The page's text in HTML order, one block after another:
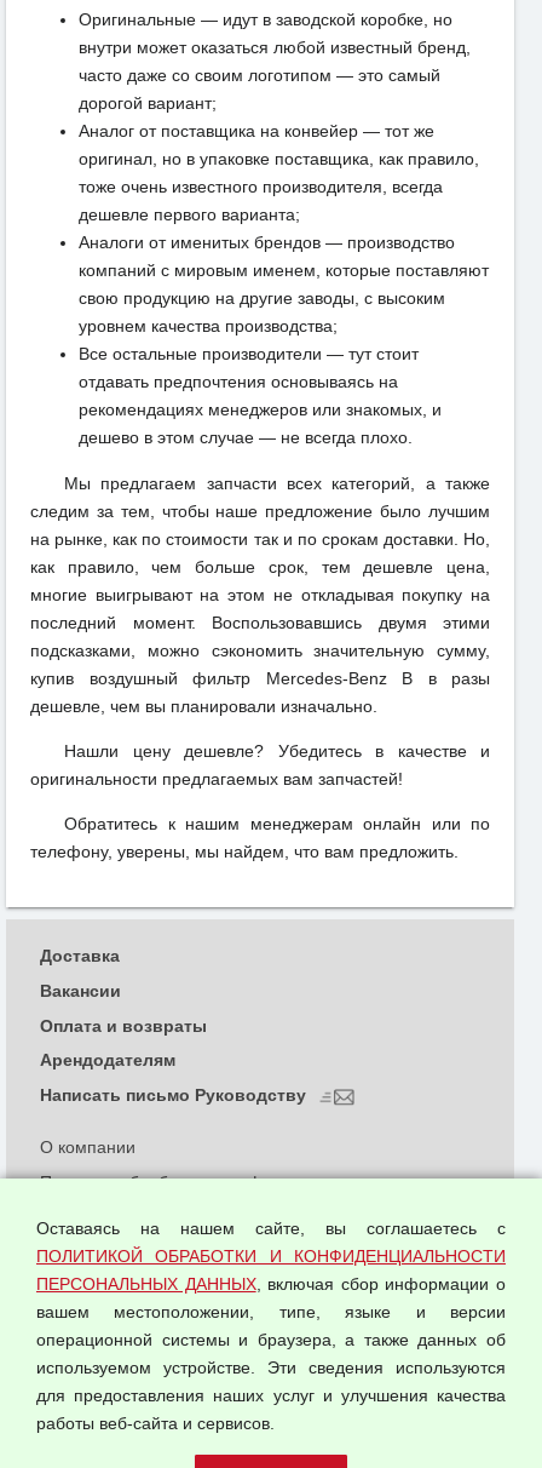
Оригинальные — идут в заводской коробке, но
внутри может оказаться любой известный бренд,
часто даже со своим логотипом — это самый
дорогой вариант;
Аналог от поставщика на конвейер — тот же
оригинал, но в упаковке поставщика, как правило,
тоже очень известного производителя, всегда
дешевле первого варианта;
Аналоги от именитых брендов — производство
компаний с мировым именем, которые поставляют
свою продукцию на другие заводы, с высоким
уровнем качества производства;
Все остальные производители — тут стоит
отдавать предпочтения основываясь на
рекомендациях менеджеров или знакомых, и
дешево в этом случае — не всегда плохо.
Мы предлагаем запчасти всех категорий, а также
следим за тем, чтобы наше предложение было лучшим
на рынке, как по стоимости так и по срокам доставки. Но,
как правило, чем больше срок, тем дешевле цена,
многие выигрывают на этом не откладывая покупку на
последний момент. Воспользовавшись двумя этими
подсказками, можно сэкономить значительную сумму,
купив воздушный фильтр Mercedes-Benz B в разы
дешевле, чем вы планировали изначально.
Нашли цену дешевле? Убедитесь в качестве и
оригинальности предлагаемых вам запчастей!
Обратитесь к нашим менеджерам онлайн или по
телефону, уверены, мы найдем, что вам предложить.
© 2026 ООО "Феникс"
О компании
Политика обработки и конфиденциальности
Согласием на обработку персональных данных
Оферта оптовой купли-продажи
Публичная оферта
Доставка
Вакансии
Оплата и возвраты
Арендодателям
Написать письмо Руководству
Оставаясь на нашем сайте, вы соглашаетесь с
ПОЛИТИКОЙ ОБРАБОТКИ И КОНФИДЕНЦИАЛЬНОСТИ
ПЕРСОНАЛЬНЫХ ДАННЫХ, включая сбор информации о
вашем местоположении, типе, языке и версии
операционной системы и браузера, а также данных об
используемом устройстве. Эти сведения используются
для предоставления наших услуг и улучшения качества
работы веб-сайта и сервисов.